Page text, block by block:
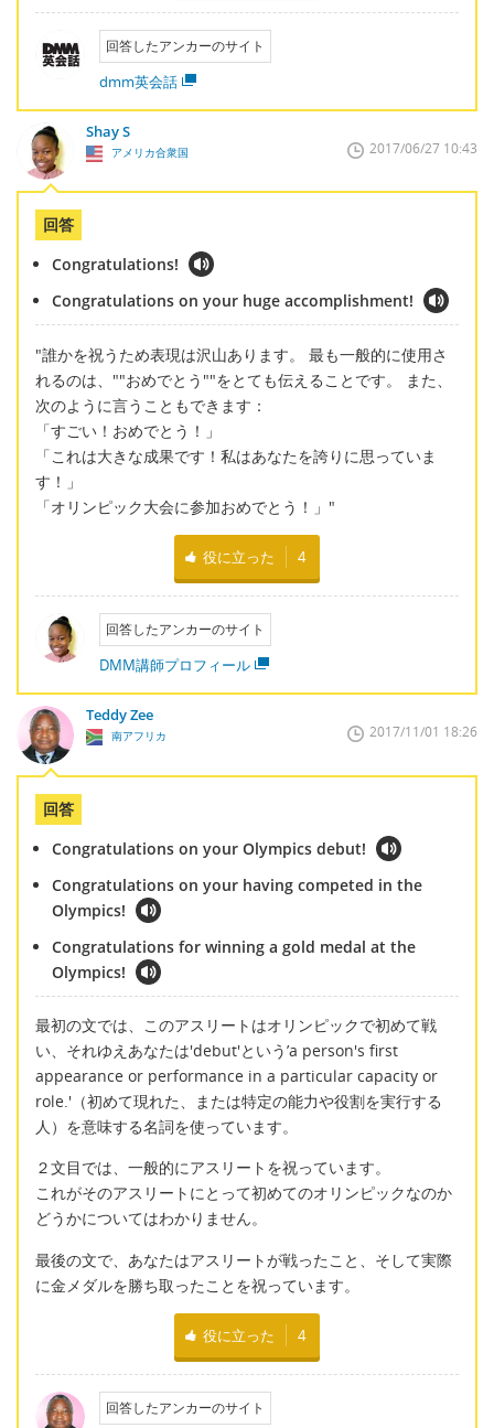
回答したアンカーのサイト
dmm英会話
Shay S
アメリカ合衆国 2017/06/27 10:43
回答
Congratulations!
Congratulations on your huge accomplishment!
"誰かを祝うため表現は沢山あります。 最も一般的に使用さ
れるのは、""おめでとう""をとても伝えることです。 また、
次のように言うこともできます：
「すごい！おめでとう！」
「これは大きな成果です！私はあなたを誇りに思っていま
す！」
「オリンピック大会に参加おめでとう！」"
役に立った 4
回答したアンカーのサイト
DMM講師プロフィール
Teddy Zee
南アフリカ 2017/11/01 18:26
回答
Congratulations on your Olympics debut!
Congratulations on your having competed in the
Olympics!
Congratulations for winning a gold medal at the
Olympics!
最初の文では、このアスリートはオリンピックで初めて戦
い、それゆえあなたは'debut'という’a person's first
appearance or performance in a particular capacity or
role.'（初めて現れた、または特定の能力や役割を実行する
人）を意味する名詞を使っています。
２文目では、一般的にアスリートを祝っています。
これがそのアスリートにとって初めてのオリンピックなのか
どうかについてはわかりません。
最後の文で、あなたはアスリートが戦ったこと、そして実際
に金メダルを勝ち取ったことを祝っています。
役に立った 4
回答したアンカーのサイト